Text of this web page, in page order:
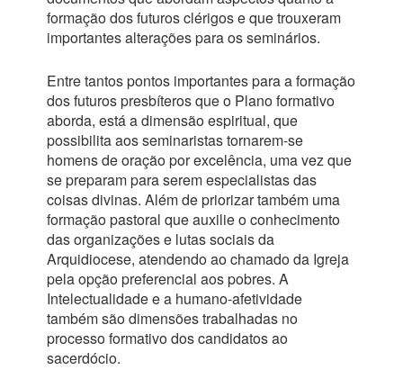
formação dos futuros clérigos e que trouxeram
importantes alterações para os seminários.
Entre tantos pontos importantes para a formação
dos futuros presbíteros que o Plano formativo
aborda, está a dimensão espiritual, que
possibilita aos seminaristas tornarem-se
homens de oração por excelência, uma vez que
se preparam para serem especialistas das
coisas divinas. Além de priorizar também uma
formação pastoral que auxilie o conhecimento
das organizações e lutas sociais da
Arquidiocese, atendendo ao chamado da Igreja
pela opção preferencial aos pobres. A
Intelectualidade e a humano-afetividade
também são dimensões trabalhadas no
processo formativo dos candidatos ao
sacerdócio.